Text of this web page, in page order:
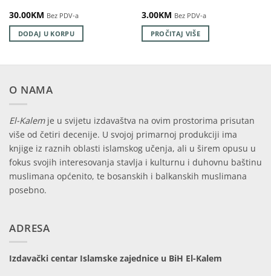
30.00KM Bez PDV-a
DODAJ U KORPU
3.00KM Bez PDV-a
PROČITAJ VIŠE
O NAMA
El-Kalemje u svijetu izdavaštva na ovim prostorima prisutan
više od četiri decenije. U svojoj primarnoj produkciji ima
knjige iz raznih oblasti islamskog učenja, ali u širem opusu u
fokus svojih interesovanja stavlja i kulturnu i duhovnu baštinu
muslimana općenito, te bosanskih i balkanskih muslimana
posebno.
ADRESA
Izdavački centar Islamske zajednice u BiH El-Kalem